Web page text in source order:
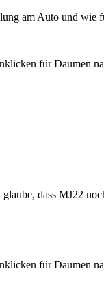
am Auto und wie
für Daumen
dass MJ22
für Daumen